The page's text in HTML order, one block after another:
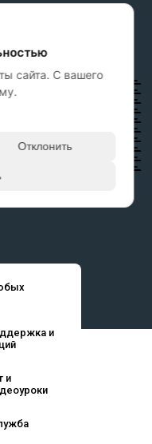
и
и
сайта. С вашего
Отклонить